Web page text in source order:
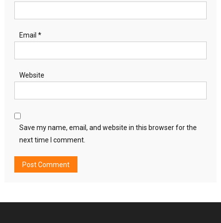
Email *
Website
Save my name, email, and website in this browser for the
next time I comment.